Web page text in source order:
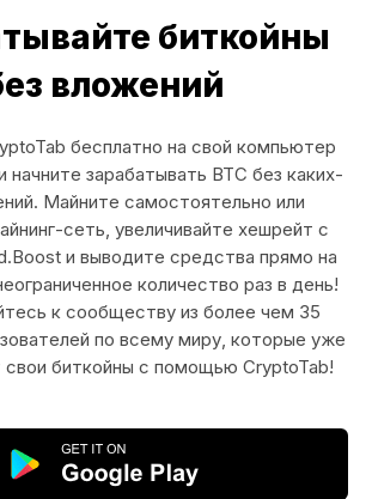
биткойны
вложений
бесплатно на свой компьютер
начните зарабатывать BTC без каких-
Майните самостоятельно или
сеть, увеличивайте хешрейт с
и выводите средства прямо на
количество раз в день!
к сообществу из более чем 35
по всему миру, которые уже
свои биткойны с помощью CryptoTab!